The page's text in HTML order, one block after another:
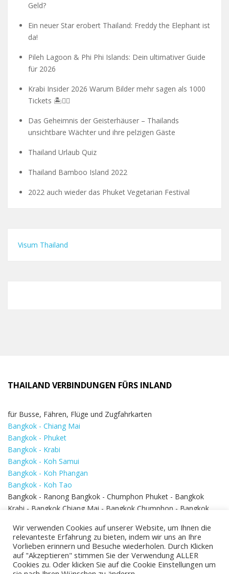
Geld?
Ein neuer Star erobert Thailand: Freddy the Elephant ist
da!
Pileh Lagoon & Phi Phi Islands: Dein ultimativer Guide
für 2026
Krabi Insider 2026 Warum Bilder mehr sagen als 1000
Tickets 🏝️🧗‍♂️
Das Geheimnis der Geisterhäuser – Thailands
unsichtbare Wächter und ihre pelzigen Gäste
Thailand Urlaub Quiz
Thailand Bamboo Island 2022
2022 auch wieder das Phuket Vegetarian Festival
Visum Thailand
THAILAND VERBINDUNGEN FÜRS INLAND
für Busse, Fähren, Flüge und Zugfahrkarten
Bangkok - Chiang Mai
Bangkok - Phuket
Bangkok - Krabi
Bangkok - Koh Samui
Bangkok - Koh Phangan
Bangkok - Koh Tao
Bangkok - Ranong Bangkok - Chumphon Phuket - Bangkok
Krabi - Bangkok Chiang Mai - Bangkok Chumphon - Bangkok
Bangkok - Hua Hin
Wir verwenden Cookies auf unserer Website, um Ihnen die
relevanteste Erfahrung zu bieten, indem wir uns an Ihre
Vorlieben erinnern und Besuche wiederholen. Durch Klicken
auf "Akzeptieren" stimmen Sie der Verwendung ALLER
Cookies zu. Oder klicken Sie auf die Cookie Einstellungen um